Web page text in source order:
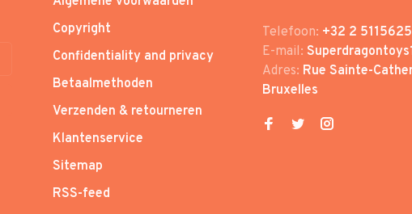
Copyright
Confidentiality and privacy
Betaalmethoden
Verzenden & retourneren
Klantenservice
Sitemap
RSS-feed
Telefoon: +32 2 5115625
E-mail:
Adres: Rue Sainte-
Bruxelles